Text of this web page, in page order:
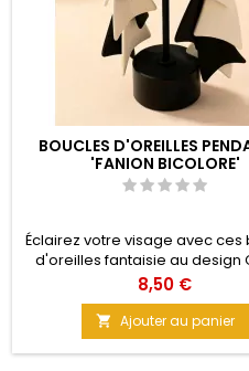
BOUCLES D'OREILLES
'FANION BICOLORE'
Éclairez votre visage avec ces
d'oreilles fantaisie au design
Élégant. Deux couleurs
s'Aiment à la Folie, réunies
résultat SPLENDIDE. Des
d'oreilles femme au charme
toutes vos tenues.
Prix
8,50 €
 Ajouter au panier